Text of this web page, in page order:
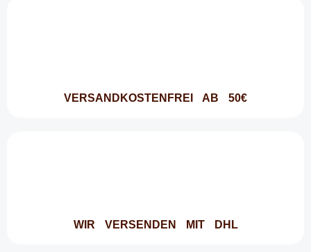
VERSANDKOSTENFREI AB 50€
WIR VERSENDEN MIT DHL